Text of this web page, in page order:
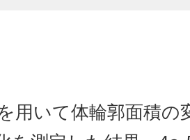
用いて体輪郭面積の